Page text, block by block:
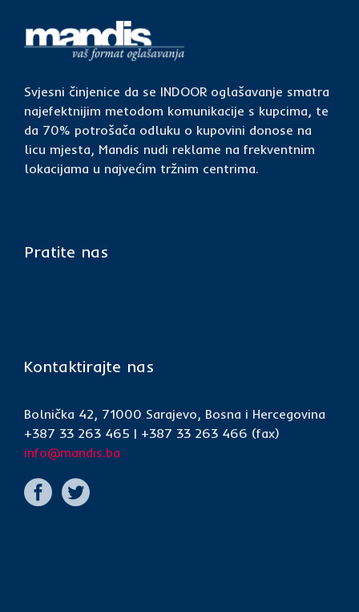
Svjesni činjenice da se INDOOR oglašavanje smatra
najefektnijim metodom komunikacije s kupcima, te
da 70% potrošača odluku o kupovini donose na
licu mjesta, Mandis nudi reklame na frekventnim
lokacijama u najvećim tržnim centrima.
Pratite nas
Kontaktirajte nas
Bolnička 42, 71000 Sarajevo, Bosna i Hercegovina
+387 33 263 465 | +387 33 263 466 (fax)
info@mandis.ba